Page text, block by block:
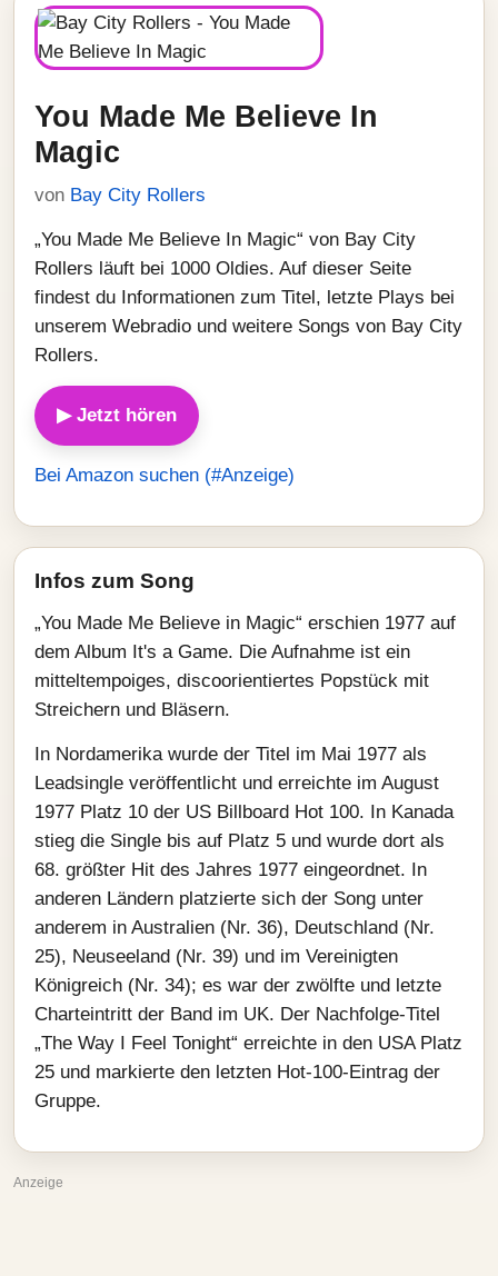
You Made Me Believe In
Magic
von Bay City Rollers
„You Made Me Believe In Magic“ von Bay City
Rollers läuft bei 1000 Oldies. Auf dieser Seite
findest du Informationen zum Titel, letzte Plays bei
unserem Webradio und weitere Songs von Bay City
Rollers.
▶ Jetzt hören
Bei Amazon suchen (#Anzeige)
Infos zum Song
„You Made Me Believe in Magic“ erschien 1977 auf
dem Album It's a Game. Die Aufnahme ist ein
mitteltempoiges, discoorientiertes Popstück mit
Streichern und Bläsern.
In Nordamerika wurde der Titel im Mai 1977 als
Leadsingle veröffentlicht und erreichte im August
1977 Platz 10 der US Billboard Hot 100. In Kanada
stieg die Single bis auf Platz 5 und wurde dort als
68. größter Hit des Jahres 1977 eingeordnet. In
anderen Ländern platzierte sich der Song unter
anderem in Australien (Nr. 36), Deutschland (Nr.
25), Neuseeland (Nr. 39) und im Vereinigten
Königreich (Nr. 34); es war der zwölfte und letzte
Charteintritt der Band im UK. Der Nachfolge-Titel
„The Way I Feel Tonight“ erreichte in den USA Platz
25 und markierte den letzten Hot-100-Eintrag der
Gruppe.
Anzeige